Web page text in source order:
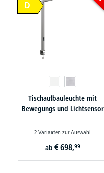
D
Tischaufbauleuchte mit
Bewegungs und Lichtsensor
2 Varianten zur Auswahl
ab € 698,99